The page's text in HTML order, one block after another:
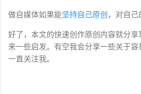
做自媒体如果能坚持自己原创 ，对自己
好了，本文的快速创作原创内容就分
来一些启发。有空我会分享一些关于
一直关注我。